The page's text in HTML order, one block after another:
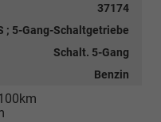
37174
; 5-Gang-Schaltgetriebe
Schalt. 5-Gang
Benzin